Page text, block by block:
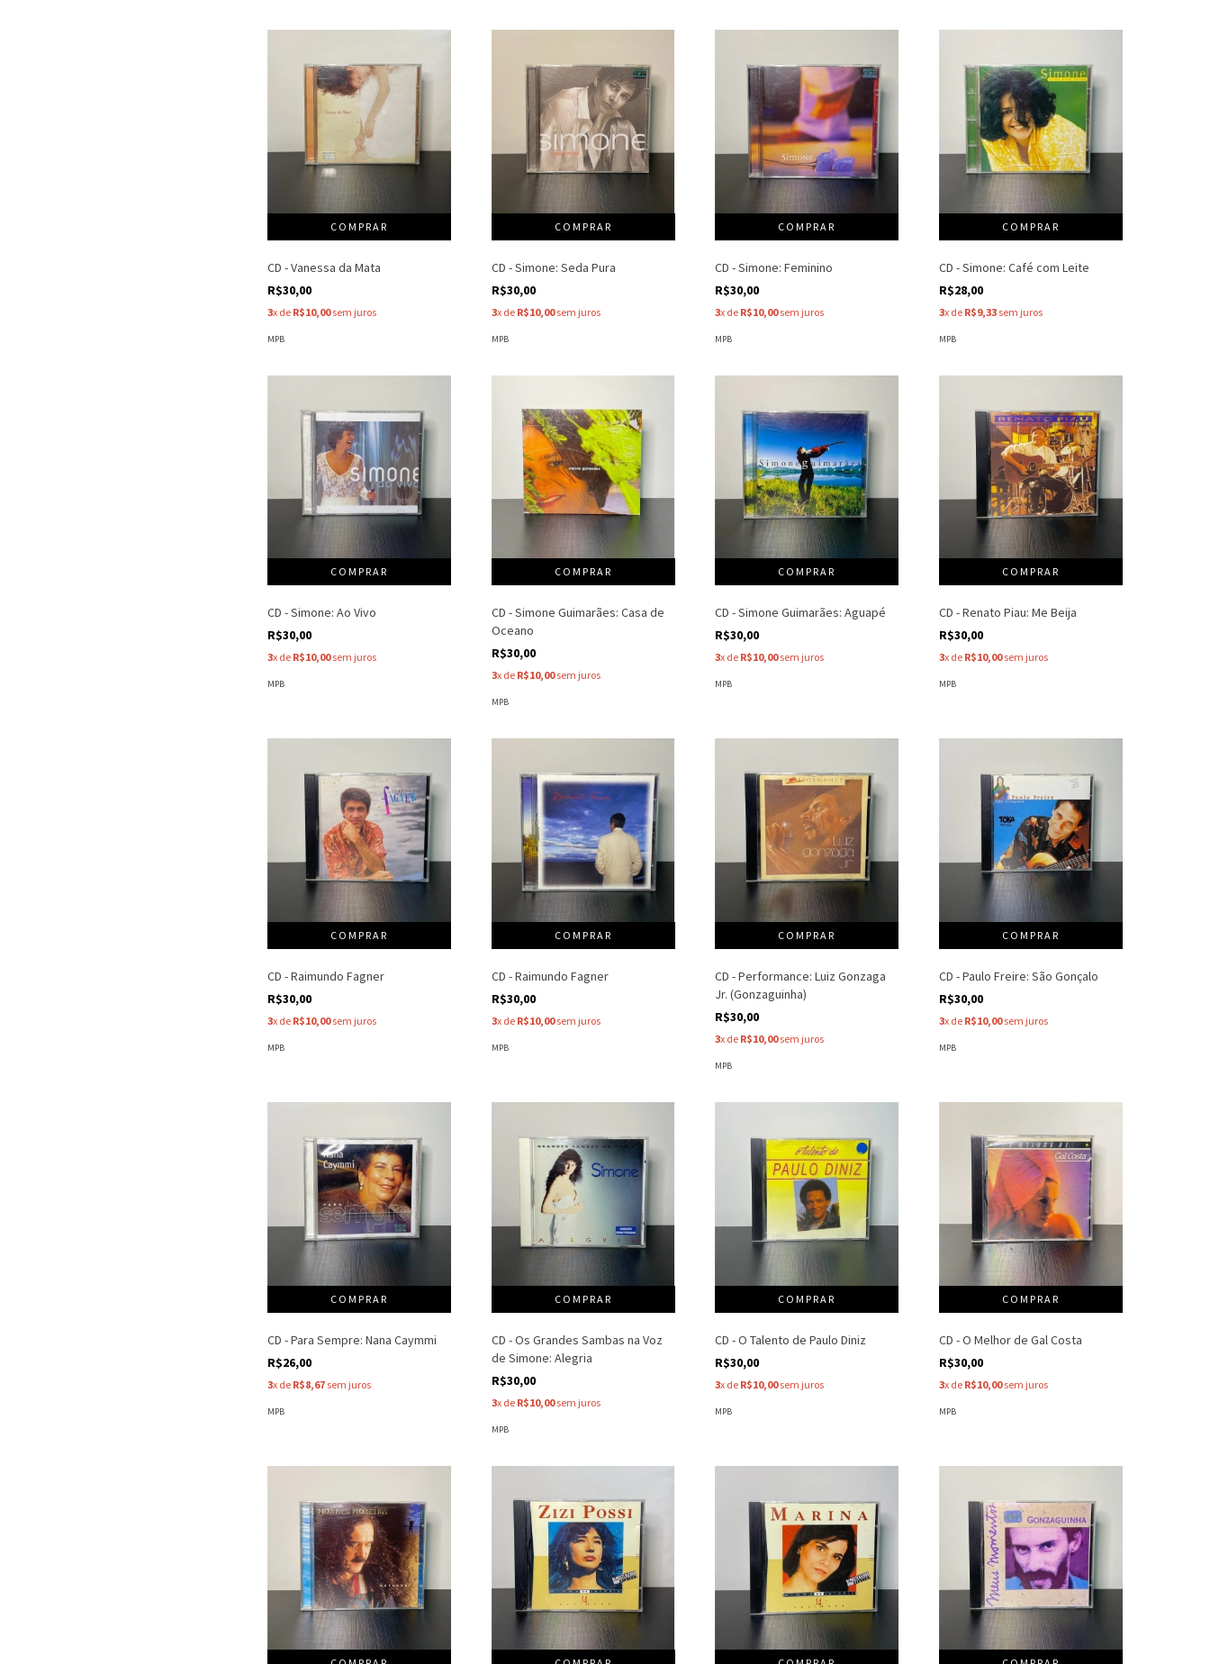
CD - Vanessa da Mata
R$30,00
3x de R$10,00sem juros
MPB
CD - Simone: Seda Pura
R$30,00
3x de R$10,00sem juros
MPB
CD - Simone: Feminino
R$30,00
3x de R$10,00sem juros
MPB
CD - Simone: Café com Leite
R$28,00
3x de R$9,33 sem juros
MPB
CD - Simone: Ao Vivo
R$30,00
3x de R$10,00sem juros
MPB
CD - Simone Guimarães: Casa de
Oceano
R$30,00
3x de R$10,00sem juros
MPB
CD - Simone Guimarães: Aguapé
R$30,00
3x de R$10,00sem juros
MPB
CD - Renato Piau: Me Beija
R$30,00
3x de R$10,00sem juros
MPB
CD - Raimundo Fagner
R$30,00
3x de R$10,00sem juros
MPB
CD - Raimundo Fagner
R$30,00
3x de R$10,00sem juros
MPB
CD - Performance: Luiz Gonzaga
Jr. (Gonzaguinha)
R$30,00
3x de R$10,00sem juros
MPB
CD - Paulo Freire: São Gonçalo
R$30,00
3x de R$10,00sem juros
MPB
CD - Para Sempre: Nana Caymmi
R$26,00
3x de R$8,67 sem juros
MPB
CD - Os Grandes Sambas na Voz
de Simone: Alegria
R$30,00
3x de R$10,00sem juros
MPB
CD - O Talento de Paulo Diniz
R$30,00
3x de R$10,00sem juros
MPB
CD - O Melhor de Gal Costa
R$30,00
3x de R$10,00sem juros
MPB